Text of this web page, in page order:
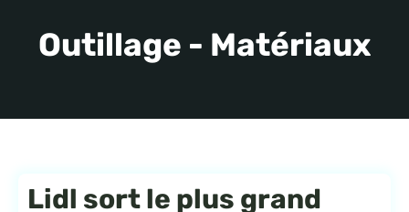
Outillage - Matériaux
Lidl sort le plus grand